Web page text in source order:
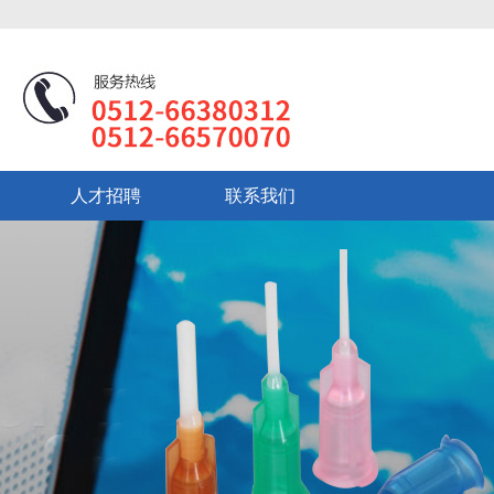
人才招聘 联系我们